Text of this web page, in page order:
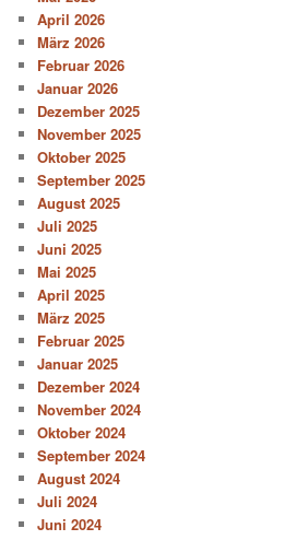
April 2026
März 2026
Februar 2026
Januar 2026
Dezember 2025
November 2025
Oktober 2025
September 2025
August 2025
Juli 2025
Juni 2025
Mai 2025
April 2025
März 2025
Februar 2025
Januar 2025
Dezember 2024
November 2024
Oktober 2024
September 2024
August 2024
Juli 2024
Juni 2024